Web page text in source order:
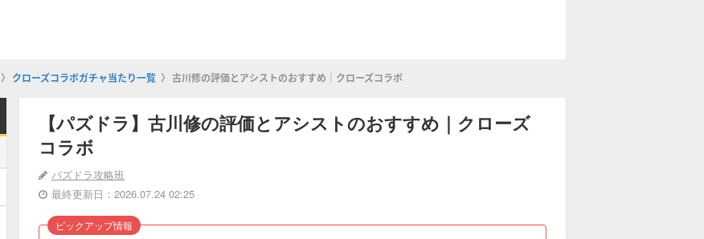
クローズコラボガチャ当たり一覧 古川修の評価とアシストのおすすめ｜クローズコラボ
【パズドラ】古川修の評価とアシストのおすすめ｜クローズ
コラボ
パズドラ攻略班
最終更新日：2026.07.24 02:25
ピックアップ情報